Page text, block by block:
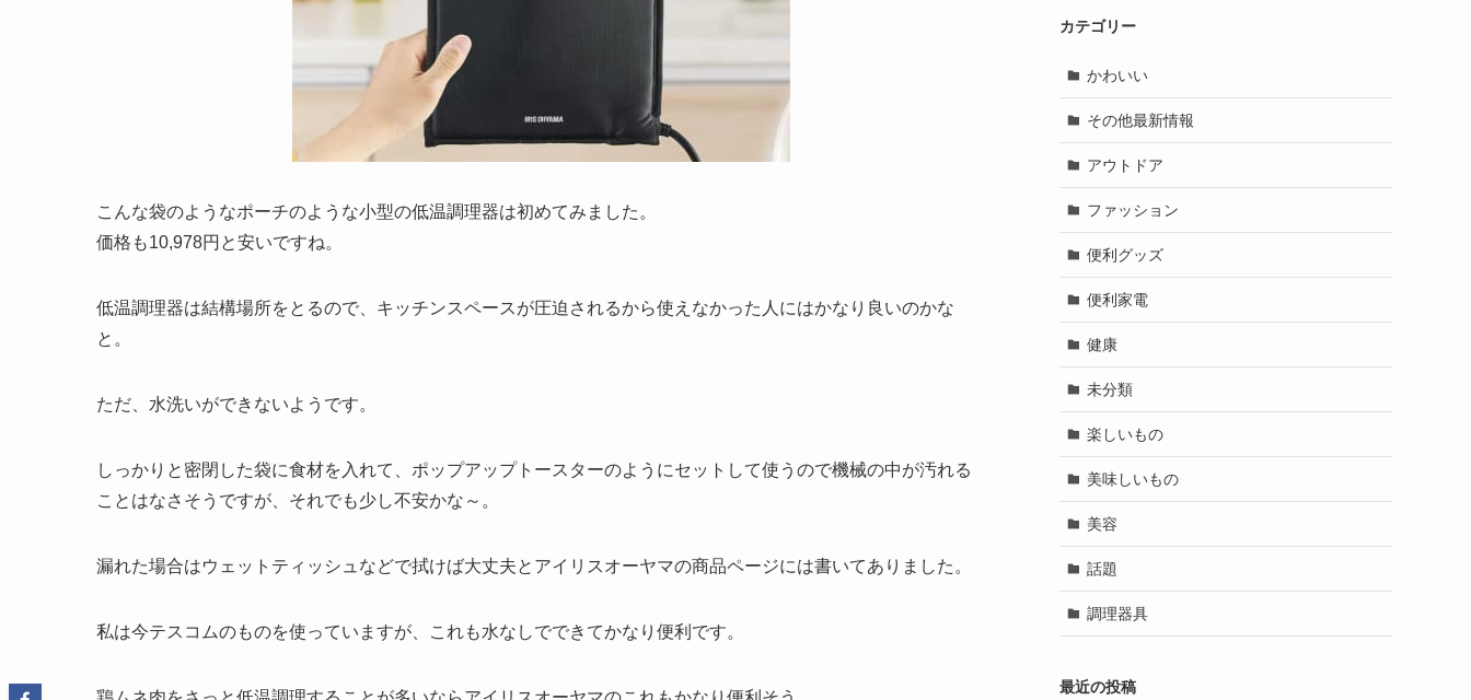
こんな袋のようなポーチのような小型の低温調理器は初めてみました。
価格も10,978円と安いですね。
低温調理器は結構場所をとるので、キッチンスペースが圧迫されるから使えなかった人にはかなり良いのかな
と。
ただ、水洗いができないようです。
しっかりと密閉した袋に食材を入れて、ポップアップトースターのようにセットして使うので機械の中が汚れる
ことはなさそうですが、それでも少し不安かな～。
漏れた場合はウェットティッシュなどで拭けば大丈夫とアイリスオーヤマの商品ページには書いてありました。
私は今テスコムのものを使っていますが、これも水なしでできてかなり便利です。
カテゴリー
かわいい
その他最新情報
アウトドア
ファッション
便利グッズ
便利家電
健康
未分類
楽しいもの
美味しいもの
美容
話題
調理器具
最近の投稿